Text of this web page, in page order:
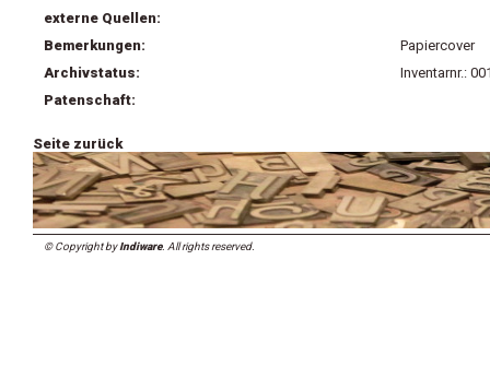
externe Quellen:
Bemerkungen:
Papiercover
Archivstatus:
Inventarnr.:
Patenschaft:
Seite zurück
© Copyright byIndiware. All rights reserved.